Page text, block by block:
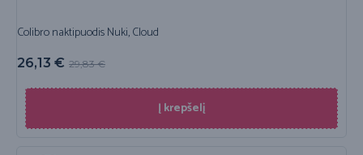
Colibro naktipuodis Nuki, Cloud
29,83€
26,13 €
Į krepšelį